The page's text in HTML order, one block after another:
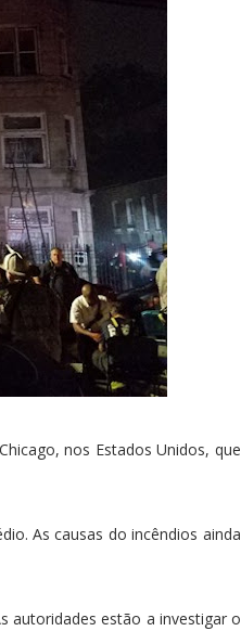
nos Estados Unidos, que
As causas do incêndios ainda
autoridades estão a investigar o